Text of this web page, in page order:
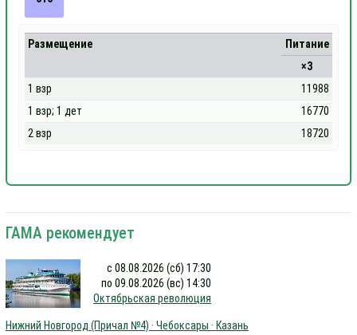
Размещение
Питание
×3
1 взр
11988
1 взр; 1 дет
16770
2 взр
18720
ГАМА рекомендует
с 08.08.2026 (сб) 17:30
по 09.08.2026 (вс) 14:30
Октябрьская революция
Нижний Новгород (Причал №4) · Чебоксары · Казань